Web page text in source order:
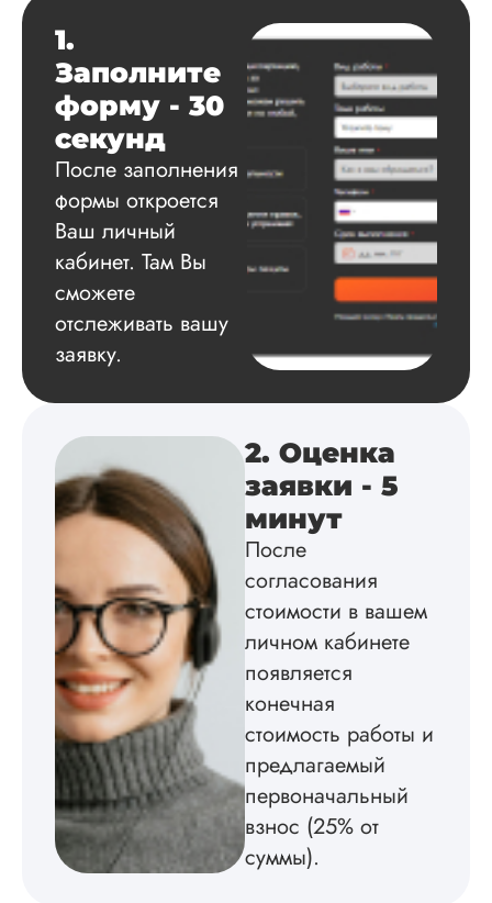
Данила
Вид работы:
Диссертация
Дата:2025-03-15
Автору огромное
спасибо за
сам подобрал
оформил и провел
подробное
экспериментов,
которые сам же и
провел. Спасибо
дальше заказывать
работы здесь.
Вид работы:
Диссертацию
на совесть: тут и
структура, и
оформление.
самостоятельно
1.
Заполните
форму - 30
секунд
После заполнения
формы откроется
Ваш личный
кабинет. Там Вы
сможете
отслеживать вашу
заявку.
2. Оценка
заявки - 5
минут
После
согласования
стоимости в вашем
личном кабинете
появляется
конечная
стоимость работы и
предлагаемый
первоначальный
взнос (25% от
суммы).